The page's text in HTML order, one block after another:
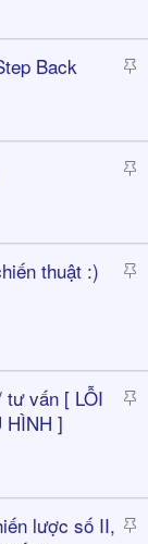
k
yS
c
k
Back
S
c
kS
k
y
thuật :)
S
k
y
tư vấn [ LỖI
HÌNH ]
S
lược số II,